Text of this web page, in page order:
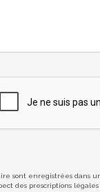
sont enregistrées dans
des prescriptions